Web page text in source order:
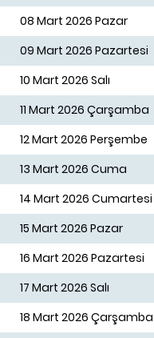
08 Mart 2026 Pazar
09 Mart 2026 Pazartesi
10 Mart 2026 Salı
11 Mart 2026 Çarşamba
12 Mart 2026 Perşembe
13 Mart 2026 Cuma
14 Mart 2026 Cumartesi
15 Mart 2026 Pazar
16 Mart 2026 Pazartesi
17 Mart 2026 Salı
18 Mart 2026 Çarşamba